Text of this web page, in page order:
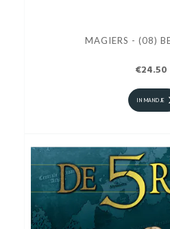
MAGIERS - (08)
€24.50
IN MANDJE